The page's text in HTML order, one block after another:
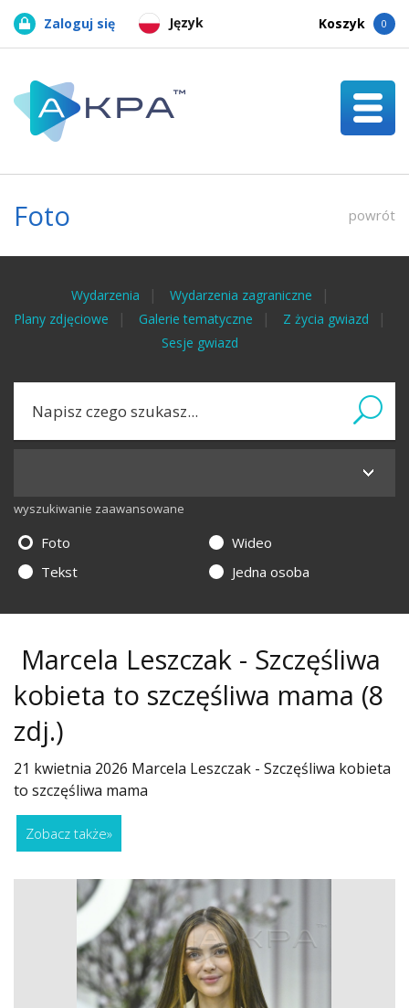
Język
Zaloguj się Koszyk 0
Foto powrót
Wydarzenia
Wydarzenia zagraniczne
Plany zdjęciowe
Galerie tematyczne
Z życia gwiazd
Sesje gwiazd
wyszukiwanie zaawansowane
Foto
Wideo
Tekst
Jedna osoba
Marcela Leszczak - Szczęśliwa
kobieta to szczęśliwa mama (8
zdj.)
21 kwietnia 2026 Marcela Leszczak - Szczęśliwa kobieta
to szczęśliwa mama
Zobacz także»